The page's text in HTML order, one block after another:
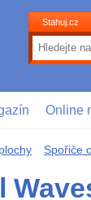
Stahuj.cz
Online
Spořiče